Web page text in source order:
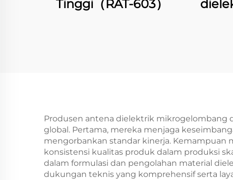
Tinggi（RAT-603）
Produsen antena dielektrik mikrogelombang
global. Pertama, mereka menjaga
mengorbankan standar kinerja. Kemampuan
konsistensi kualitas produk dalam produksi
dalam formulasi dan pengolahan material
dukungan teknis yang komprehensif serta